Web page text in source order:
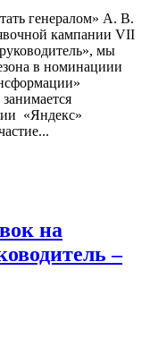
генералом» А. В.
кампании VII
мы
в номинациии
«Яндекс»
на
–